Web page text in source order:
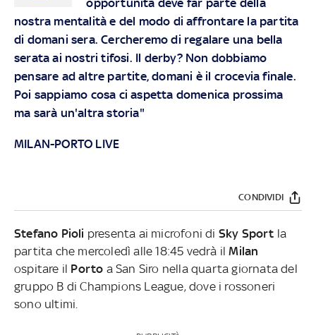
nostra mentalità e del modo di affrontare la partita
di domani sera. Cercheremo di regalare una bella
serata ai nostri tifosi. Il derby? Non dobbiamo
pensare ad altre partite, domani è il crocevia finale.
Poi sappiamo cosa ci aspetta domenica prossima
ma sarà un'altra storia"
MILAN-PORTO LIVE
CONDIVIDI
Stefano Pioli presenta ai microfoni di Sky Sport la
partita che mercoledì alle 18:45 vedrà ilMilan
ospitare il Porto a San Siro nella quarta giornata del
gruppo B di Champions League, dove i rossoneri
sono ultimi.